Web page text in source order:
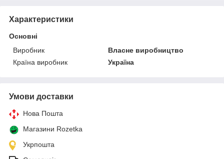
Характеристики
Основні
Виробник
Власне виробництво
Країна виробник
Україна
Умови доставки
Нова Пошта
Магазини Rozetka
Укрпошта